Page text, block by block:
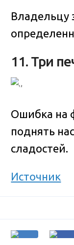
11. Три
Ошибка на
поднять
сладостей.
Источник